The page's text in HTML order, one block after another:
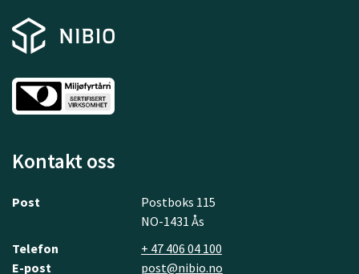
Kontakt oss
Post
Postboks 115
NO-1431 Ås
Telefon
+ 47 406 04 100
E-post
post@nibio.no